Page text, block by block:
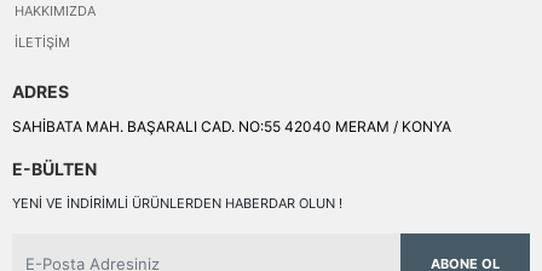
HAKKIMIZDA
İLETIŞIM
ADRES
SAHİBATA MAH. BAŞARALI CAD. NO:55 42040 MERAM / KONYA
E-BÜLTEN
YENI VE INDIRIMLI ÜRÜNLERDEN HABERDAR OLUN !
ABONE OL